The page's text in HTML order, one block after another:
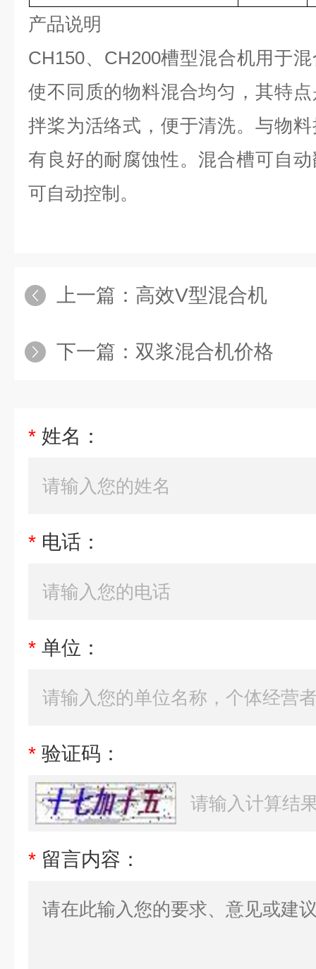
产品说明
CH150、CH200槽型混合机用于
使不同质的物料混合均匀，其特
拌桨为活络式，便于清洗。与物
有良好的耐腐蚀性。混合槽可自
可自动控制。
上一篇： 高效V型混合机
下一篇： 双浆混合机价格
* 姓名：
* 电话：
* 单位：
* 验证码：
* 留言内容：